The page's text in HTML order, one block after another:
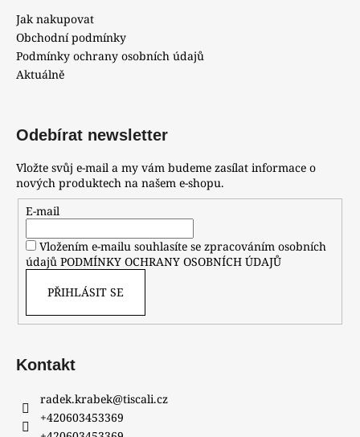
Jak nakupovat
Obchodní podmínky
Podmínky ochrany osobních údajů
Aktuálně
Odebírat newsletter
Vložte svůj e-mail a my vám budeme zasílat informace o
nových produktech na našem e-shopu.
E-mail
Vložením e-mailu souhlasíte se zpracováním osobních
údajů PODMÍNKY OCHRANY OSOBNÍCH ÚDAJŮ
PŘIHLÁSIT SE
Kontakt
radek.krabek@tiscali.cz
+420603453369